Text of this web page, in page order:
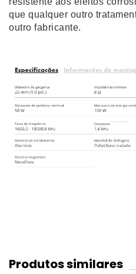
que qualquer outro
outro fabricante.
Produtos similares